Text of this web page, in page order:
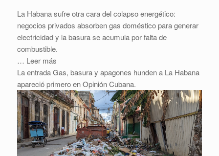
La Habana sufre otra cara del colapso energético:
negocios privados absorben gas doméstico para generar
electricidad y la basura se acumula por falta de
combustible.
… Leer más
La entrada Gas, basura y apagones hunden a La Habana
apareció primero en Opinión Cubana.